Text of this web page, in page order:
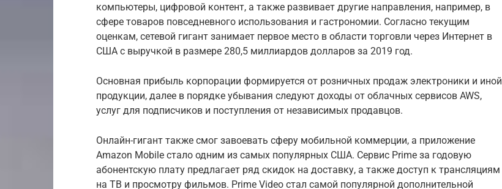
компьютеры, цифровой контент, а также развивает другие направления, например, в
сфере товаров повседневного использования и гастрономии. Согласно текущим
оценкам, сетевой гигант занимает первое место в области торговли через Интернет в
США с выручкой в размере 280,5 миллиардов долларов за 2019 год.
Основная прибыль корпорации формируется от розничных продаж электроники и иной
продукции, далее в порядке убывания следуют доходы от облачных сервисов AWS,
услуг для подписчиков и поступления от независимых продавцов.
Онлайн-гигант также смог завоевать сферу мобильной коммерции, а приложение
Amazon Mobile стало одним из самых популярных США. Сервис Prime за годовую
абонентскую плату предлагает ряд скидок на доставку, а также доступ к трансляциям
на ТВ и просмотру фильмов. Prime Video стал самой популярной дополнительной